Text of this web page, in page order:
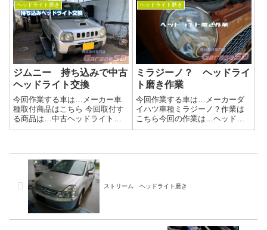
しょう(^^)/作業写真今回の作業
は、ドイツ車あるあるなんです
がキレイに見えるヘッドライト
に細か...
チリ綺麗になりました(^_-)-☆ヘ
ッドライト磨きの工程当店施工
事例ヘッドライト磨きの施工例
ブログ...
ヘッドライト磨き
ジムニー 持ち込みで中古
ヘッドライト交換
今回作業する車は…メーカー車
種取付商品はこちら 今回取付す
る商品は…中古ヘッドライト作
業写真曇りが気になっての交換
ね。当店ではヘッドライト磨き
作業を行っていますので、そち
らを提案させてい...
ヘッドライト磨き
ミラジーノ？ ヘッドライ
ト磨き作業
今回作業する車は…メーカーダ
イハツ車種ミラジーノ？作業は
こちら今回の作業は…ヘッドラ
イト磨きくすんで劣化してしま
になりました(^_-)-☆ヘッドライ
ストリーム ヘッドライト磨き